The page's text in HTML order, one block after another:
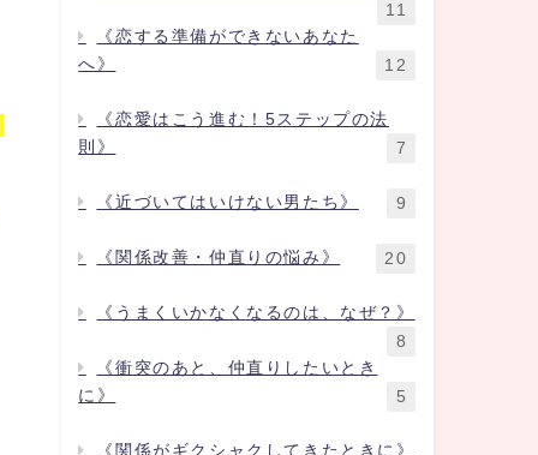
11
《恋する準備ができないあなた
へ》
12
《恋愛はこう進む！5ステップの法
則》
7
《近づいてはいけない男たち》 9
《関係改善・仲直りの悩み》 20
《うまくいかなくなるのは、なぜ？》
8
《衝突のあと、仲直りしたいとき
に》
5
《関係がギクシャクしてきたときに》